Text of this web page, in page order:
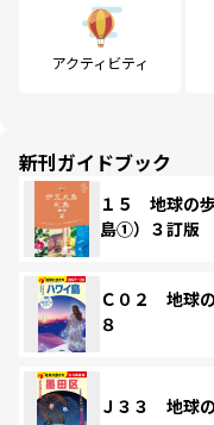
アクティビティ
新刊ガイドブック
１５ 地球の
島①）３訂版
Ｃ０２ 地球
８
Ｊ３３ 地球